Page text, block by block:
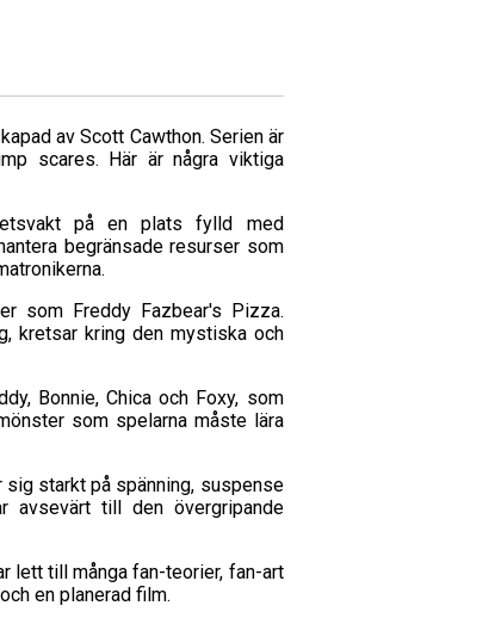
av Scott Cawthon. Serien är
scares. Här är några viktiga
på en plats fylld med
begränsade resurser som
som Freddy Fazbear's Pizza.
kretsar kring den mystiska och
Bonnie, Chica och Foxy, som
som spelarna måste lära
starkt på spänning, suspense
avsevärt till den övergripande
lett till många fan-teorier, fan-art
en planerad film.